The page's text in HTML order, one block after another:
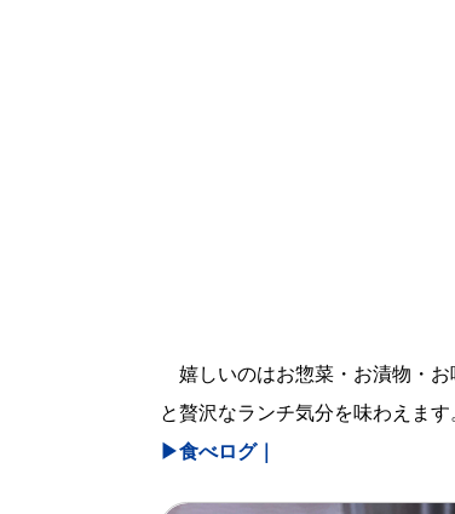
嬉しいのはお惣菜・お漬物・お
と贅沢なランチ気分を味わえま
▶︎食べログ｜